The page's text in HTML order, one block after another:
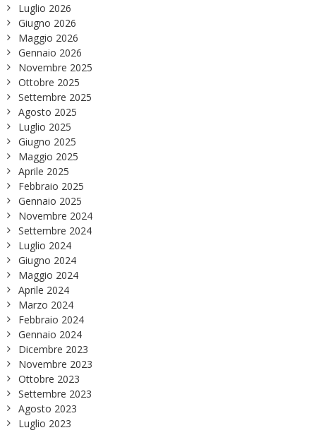
Luglio 2026
Giugno 2026
Maggio 2026
Gennaio 2026
Novembre 2025
Ottobre 2025
Settembre 2025
Agosto 2025
Luglio 2025
Giugno 2025
Maggio 2025
Aprile 2025
Febbraio 2025
Gennaio 2025
Novembre 2024
Settembre 2024
Luglio 2024
Giugno 2024
Maggio 2024
Aprile 2024
Marzo 2024
Febbraio 2024
Gennaio 2024
Dicembre 2023
Novembre 2023
Ottobre 2023
Settembre 2023
Agosto 2023
Luglio 2023